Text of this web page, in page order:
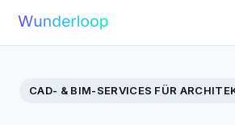
CAD- & BIM-SERVICES FÜR